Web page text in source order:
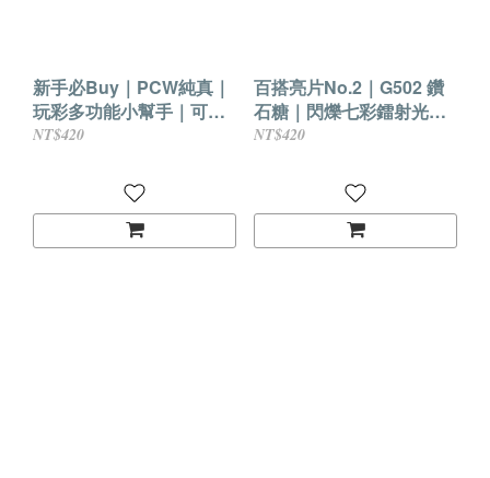
新手必Buy｜PCW純真｜
玩彩多功能小幫手｜可剝
式水性指甲油
NT$420
百搭亮片No.2｜G502 鑽
石糖｜閃爍七彩鐳射光芒
｜不可剝式水指甲
NT$420